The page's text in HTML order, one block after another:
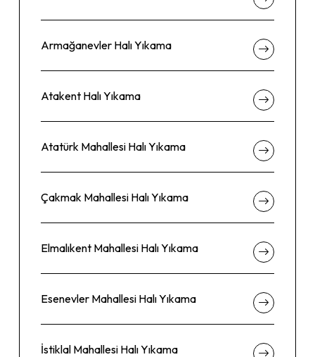
Armağanevler Halı Yıkama
Atakent Halı Yıkama
Atatürk Mahallesi Halı Yıkama
Çakmak Mahallesi Halı Yıkama
Elmalıkent Mahallesi Halı Yıkama
Esenevler Mahallesi Halı Yıkama
İstiklal Mahallesi Halı Yıkama